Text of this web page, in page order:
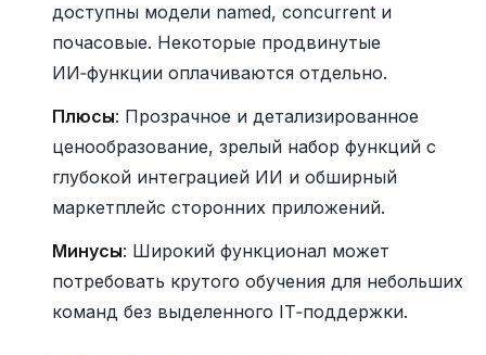
доступны модели named, concurrent и
почасовые. Некоторые продвинутые
ИИ‑функции оплачиваются отдельно.
Плюсы: Прозрачное и детализированное
ценообразование, зрелый набор функций с
глубокой интеграцией ИИ и обширный
маркетплейс сторонних приложений.
Минусы: Широкий функционал может
потребовать крутого обучения для небольших
команд без выделенного IT‑поддержки.